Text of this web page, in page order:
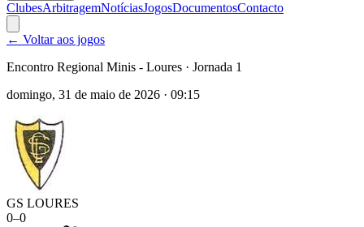
ClubesArbitragemNotíciasJogosDocumentosContacto
← Voltar aos jogos
Encontro Regional Minis - Loures · Jornada 1
domingo, 31 de maio de 2026 · 09:15
GS LOURES
0–0